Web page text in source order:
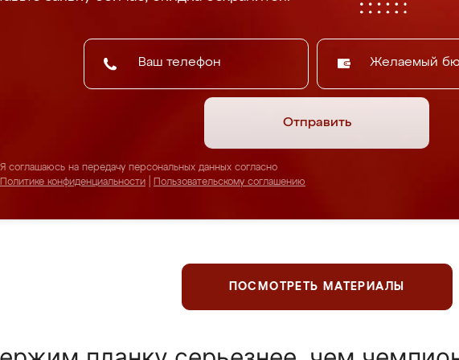
Желаемый
Отправить
Я соглашаюсь на передачу персональных данных согласно
Политике конфиденциальности
Пользовательскому соглашению
ПОСМОТРЕТЬ МАТЕРИАЛЫ